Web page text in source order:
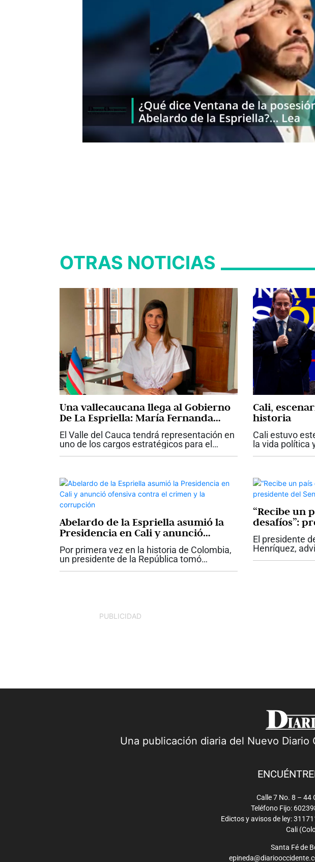
OTRAS NOTICIAS
Una vallecaucana llega al Gobierno
De La Espriella: María Fernanda
Santa, nueva viceministra de
Infraestructura
El Valle del Cauca tendrá representación en
uno de los cargos estratégicos para el
desarrollo de las grandes obras del país.
Cali,
historia
Cali estuvo
la vida política
La posesión
Abelardo de la Espriella asumió la
Presidencia en Cali y anunció
ofensiva contra el crimen y la
corrupción
Por primera vez en la historia de Colombia,
un presidente de la República tomó
posesión de su cargo en Cali. Abelardo de la
“Recibe un
desafíos”:
De la
El presidente
Henríquez,
desafíos que,
PUBLICIDAD
Una publicación diaria del Nuevo Diario
Calle 7 No. 8 – 44
Teléfono Fijo:
Edictos y avisos de ley:
Cali
Santa Fé de